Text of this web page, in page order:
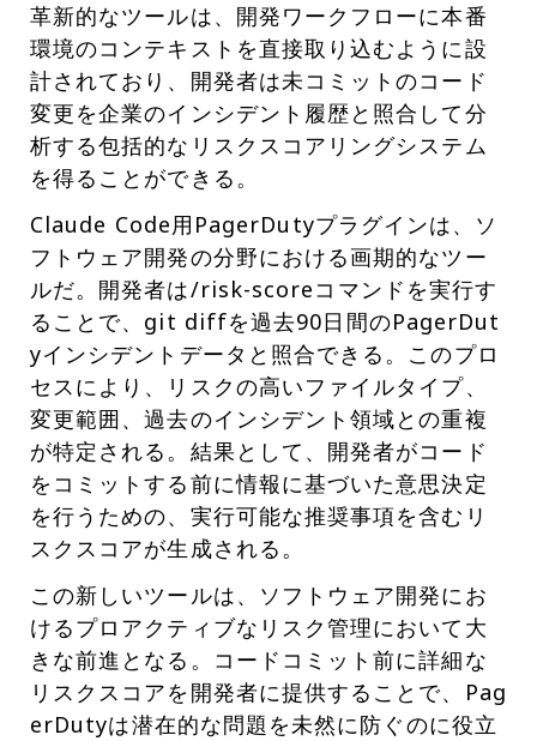
革新的なツールは、開発ワークフローに本番
環境のコンテキストを直接取り込むように設
計されており、開発者は未コミットのコード
変更を企業のインシデント履歴と照合して分
析する包括的なリスクスコアリングシステム
を得ることができる。
Claude Code用PagerDutyプラグインは、ソ
フトウェア開発の分野における画期的なツー
ルだ。開発者は/risk-scoreコマンドを実行す
ることで、git diffを過去90日間のPagerDut
yインシデントデータと照合できる。このプロ
セスにより、リスクの高いファイルタイプ、
変更範囲、過去のインシデント領域との重複
が特定される。結果として、開発者がコード
をコミットする前に情報に基づいた意思決定
を行うための、実行可能な推奨事項を含むリ
スクスコアが生成される。
この新しいツールは、ソフトウェア開発にお
けるプロアクティブなリスク管理において大
きな前進となる。コードコミット前に詳細な
リスクスコアを開発者に提供することで、Pag
erDutyは潜在的な問題を未然に防ぐのに役立